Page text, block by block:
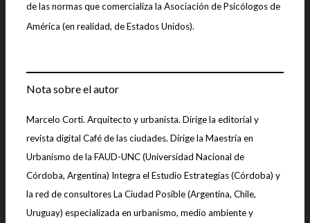
de las normas que comercializa la Asociación de Psicólogos de
América (en realidad, de Estados Unidos).
Nota sobre el autor
Marcelo Corti. Arquitecto y urbanista. Dirige la editorial y
revista digital Café de las ciudades. Dirige la Maestría en
Urbanismo de la FAUD-UNC (Universidad Nacional de
Córdoba, Argentina) Integra el Estudio Estrategias (Córdoba) y
la red de consultores La Ciudad Posible (Argentina, Chile,
Uruguay) especializada en urbanismo, medio ambiente y